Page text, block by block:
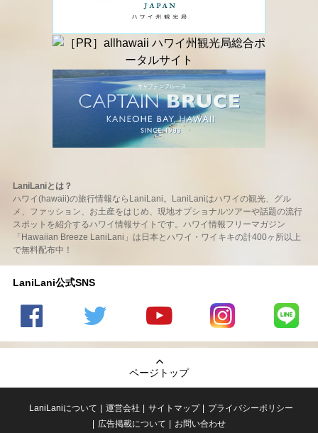
LaniLaniとは？
ハワイ(hawaii)の旅行情報ならLaniLani。LaniLaniはハワイの観光、グル
メ、ファッション、お土産をはじめ、現地オプショナルツアーや話題の流行
スポットを紹介するハワイ情報サイトです。ハワイ情報フリーマガジン
「Hawaiian Breeze LaniLani」は日本とハワイ・ワイキキの計400ヶ所以上
で無料配布中！
LaniLani公式SNS
の
のtwitter
の
Youtube
チャンネ
LaniLani
LaniLani
ページトップ
LaniLaniについて 運営会社 サイトマップ
プライバシーポリシー
広告掲載について
お問い合わせ